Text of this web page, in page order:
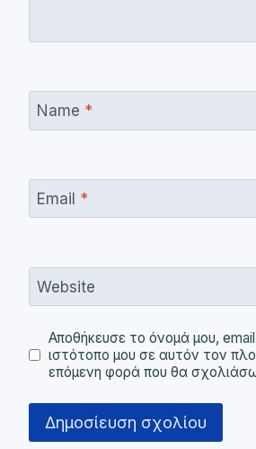
Name *
Email *
Website
Αποθήκευσε το όνομά μου,
ιστότοπο μου σε αυτόν τον
επόμενη φορά που θα